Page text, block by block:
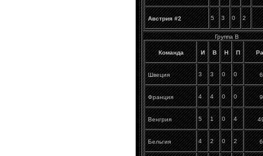
Австрия #2 5 3 0 2
Группа B
Команда И В Н П
Швеция 3 3 0 0
Франция 4 4 0 0
Венгрия 5 1 0 4
Бельгия 4 2 0 2